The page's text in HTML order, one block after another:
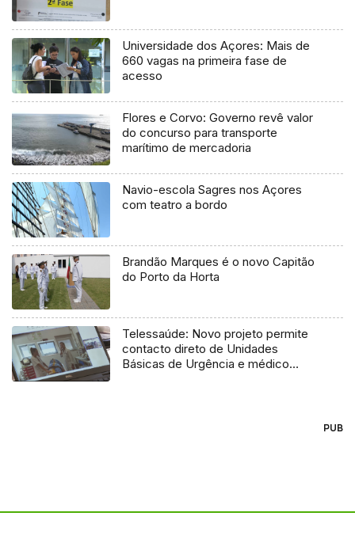
Universidade dos Açores: Mais de
660 vagas na primeira fase de
acesso
Flores e Corvo: Governo revê valor
do concurso para transporte
marítimo de mercadoria
Navio-escola Sagres nos Açores
com teatro a bordo
Brandão Marques é o novo Capitão
do Porto da Horta
Telessaúde: Novo projeto permite
contacto direto de Unidades
Básicas de Urgência e médico
PUB